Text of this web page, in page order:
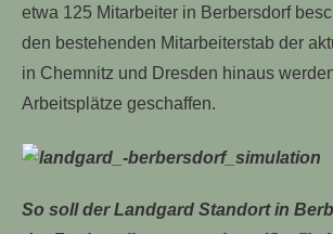
etwa 125 Mitarbeiter in Berbersdorf
den bestehenden Mitarbeiterstab der
in Chemnitz und Dresden hinaus
Arbeitsplätze geschaffen.
So soll der Landgard Standort in